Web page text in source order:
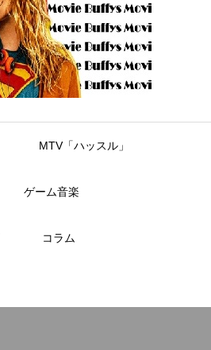
MTV「ハッスル」
ゲーム音楽
コラム